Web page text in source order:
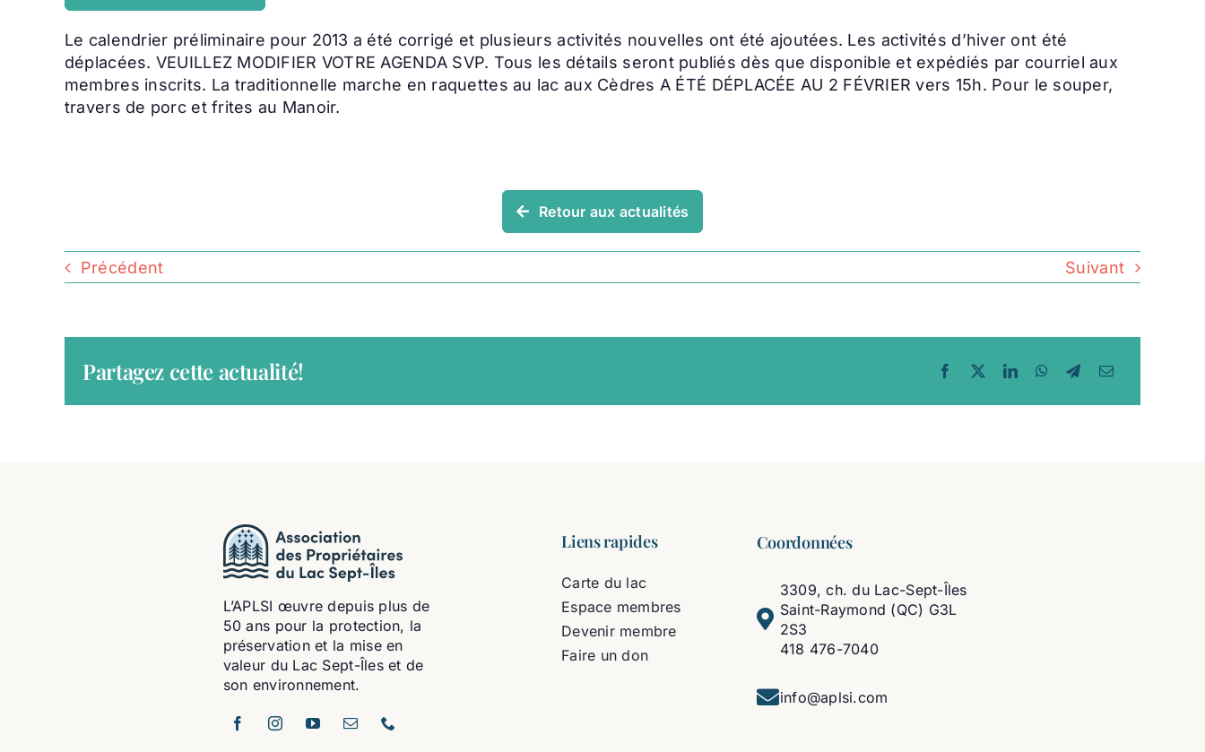
Le calendrier préliminaire pour 2013 a été corrigé et plusieurs activités nouvelles ont été ajoutées. Les activités d’hiver ont été
déplacées. VEUILLEZ MODIFIER VOTRE AGENDA SVP. Tous les détails seront publiés dès que disponible et expédiés par courriel aux
membres inscrits. La traditionnelle marche en raquettes au lac aux Cèdres A ÉTÉ DÉPLACÉE AU 2 FÉVRIER vers 15h. Pour le souper,
travers de porc et frites au Manoir.
Retour aux actualités
Précédent Suivant
Partagez cette actualité!
L’APLSI œuvre depuis plus de
50 ans pour la protection, la
préservation et la mise en
valeur du Lac Sept-Îles et de
son environnement.
Liens rapides
Carte du lac
Espace membres
Devenir membre
Faire un don
Coordonnées
3309, ch. du Lac-Sept-Îles
Saint-Raymond (QC) G3L
2S3
418 476-7040
info@aplsi.com